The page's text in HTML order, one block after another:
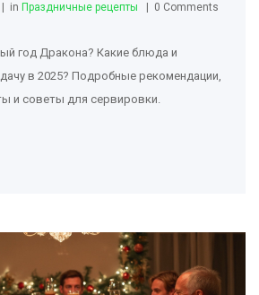
in Праздничные рецепты 0 Comments
год Дракона? Какие блюда и
в 2025? Подробные рекомендации,
и советы для сервировки.